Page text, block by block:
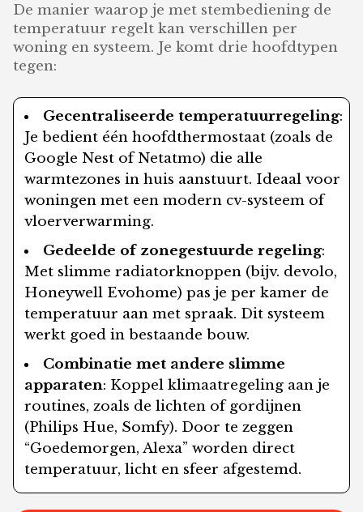
De manier waarop je met stembediening de
temperatuur regelt kan verschillen per
woning en systeem. Je komt drie hoofdtypen
tegen:
Gecentraliseerde temperatuurregeling:
Je bedient één hoofdthermostaat (zoals de
Google Nest of Netatmo) die alle
warmtezones in huis aanstuurt. Ideaal voor
woningen met een modern cv-systeem of
vloerverwarming.
Gedeelde of zonegestuurde regeling:
Met slimme radiatorknoppen (bijv. devolo,
Honeywell Evohome) pas je per kamer de
temperatuur aan met spraak. Dit systeem
werkt goed in bestaande bouw.
Combinatie met andere slimme
apparaten: Koppel klimaatregeling aan je
routines, zoals de lichten of gordijnen
(Philips Hue, Somfy). Door te zeggen
“Goedemorgen, Alexa” worden direct
temperatuur, licht en sfeer afgestemd.